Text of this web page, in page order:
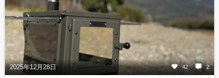
2025年12月28日 42 2